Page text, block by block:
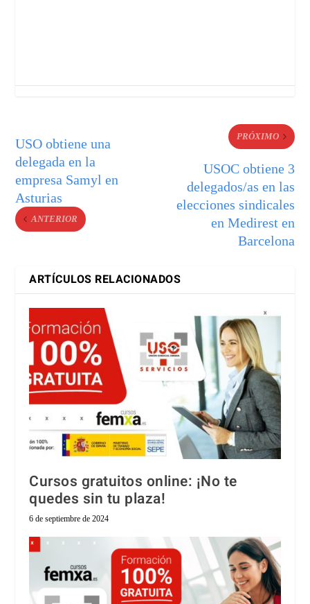
USO obtiene una
delegada en la
empresa Samyl en
Asturias
ANTERIOR
PRÓXIMO
USOC obtiene 3
delegados/as en las
elecciones sindicales
en Medirest en
Barcelona
ARTÍCULOS RELACIONADOS
Cursos gratuitos online: ¡No te
quedes sin tu plaza!
6 de septiembre de 2024